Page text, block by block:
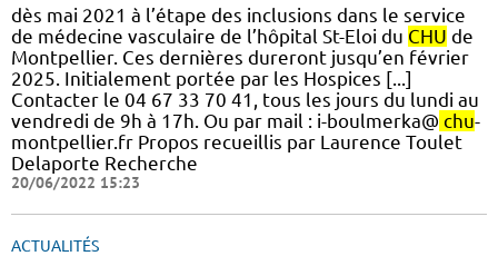
dès mai 2021 à l’étape des inclusions dans le service
de médecine vasculaire de l’hôpital St-Eloi du CHU de
Montpellier. Ces dernières dureront jusqu’en février
2025. Initialement portée par les Hospices [...]
Contacter le 04 67 33 70 41, tous les jours du lundi au
vendredi de 9h à 17h. Ou par mail : i-boulmerka@ chu-
montpellier.fr Propos recueillis par Laurence Toulet
Delaporte Recherche
20/06/2022 15:23
ACTUALITÉS